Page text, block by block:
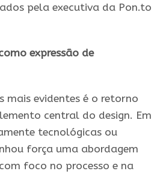
pela executiva da Pon.to
expressão de
mais evidentes é o retorno
central do design. Em
tecnológicas ou
força uma abordagem
foco no processo e na